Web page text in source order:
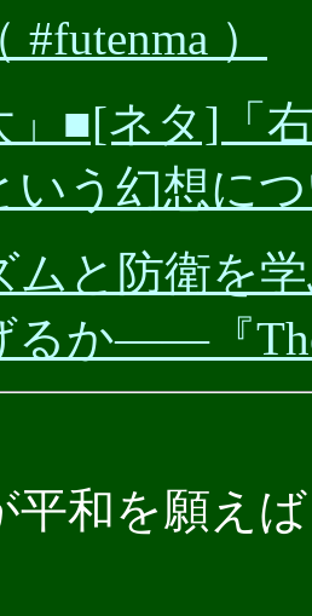
）
」■[ネタ]「
いう幻想に
ムと防衛を
るか――『
和を願え